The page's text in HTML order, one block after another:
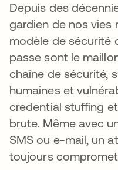
Depuis des
gardien de nos vies
modèle de sécurité
passe sont le
chaîne de sécurité,
humaines et
credential stuffing
brute. Même avec
SMS ou e-mail, un
toujours